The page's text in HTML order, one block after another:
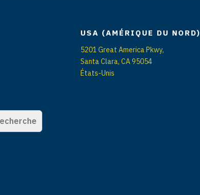
USA (AMÉRIQUE DU NORD)
5201 Great America Pkwy,
Santa Clara, CA 95054
États-Unis